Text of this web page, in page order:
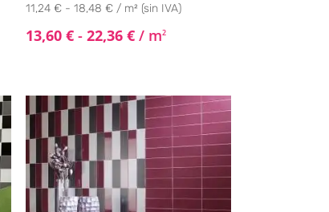
11,24 € - 18,48 € / m² (sin IVA)
13,60 € - 22,36 €/ m2